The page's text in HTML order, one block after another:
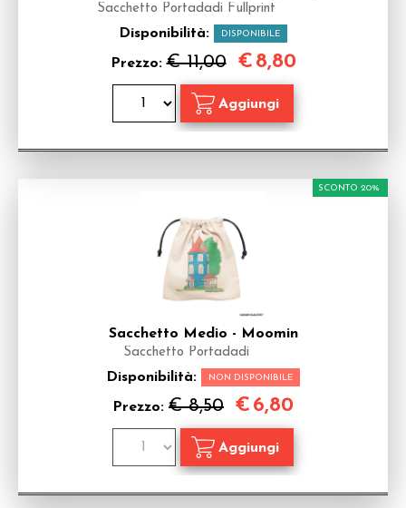
Sacchetto Portadadi Fullprint
Disponibilità: DISPONIBILE
Prezzo:€ 11,00 € 8,80
Sacchetto Medio - Moomin
Sacchetto Portadadi
Disponibilità: NON DISPONIBILE
Prezzo: € 8,50
SCONTO 20%
€ 6,80